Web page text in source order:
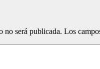
no será publicada. Los